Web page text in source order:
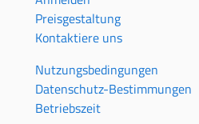
Preisgestaltung
Kontaktiere uns
Nutzungsbedingungen
Datenschutz-Bestimmungen
Betriebszeit